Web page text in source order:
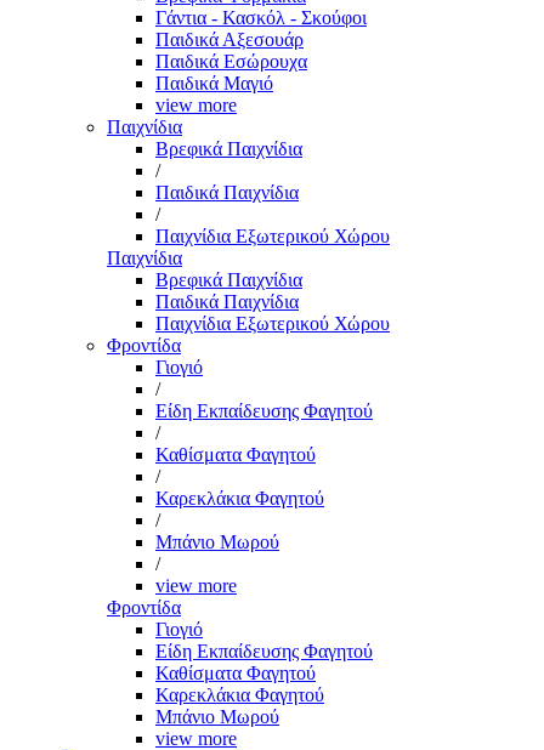
Γάντια - Κασκόλ - Σκούφοι
Παιδικά Αξεσουάρ
Παιδικά Εσώρουχα
Παιδικά Μαγιό
view more
Παιχνίδια
Βρεφικά Παιχνίδια
/
Παιδικά Παιχνίδια
/
Παιχνίδια Εξωτερικού Χώρου
Παιχνίδια
Βρεφικά Παιχνίδια
Παιδικά Παιχνίδια
Παιχνίδια Εξωτερικού Χώρου
Φροντίδα
Γιογιό
/
Είδη Εκπαίδευσης Φαγητού
/
Καθίσματα Φαγητού
/
Καρεκλάκια Φαγητού
/
Μπάνιο Μωρού
/
view more
Φροντίδα
Γιογιό
Είδη Εκπαίδευσης Φαγητού
Καθίσματα Φαγητού
Καρεκλάκια Φαγητού
Μπάνιο Μωρού
view more